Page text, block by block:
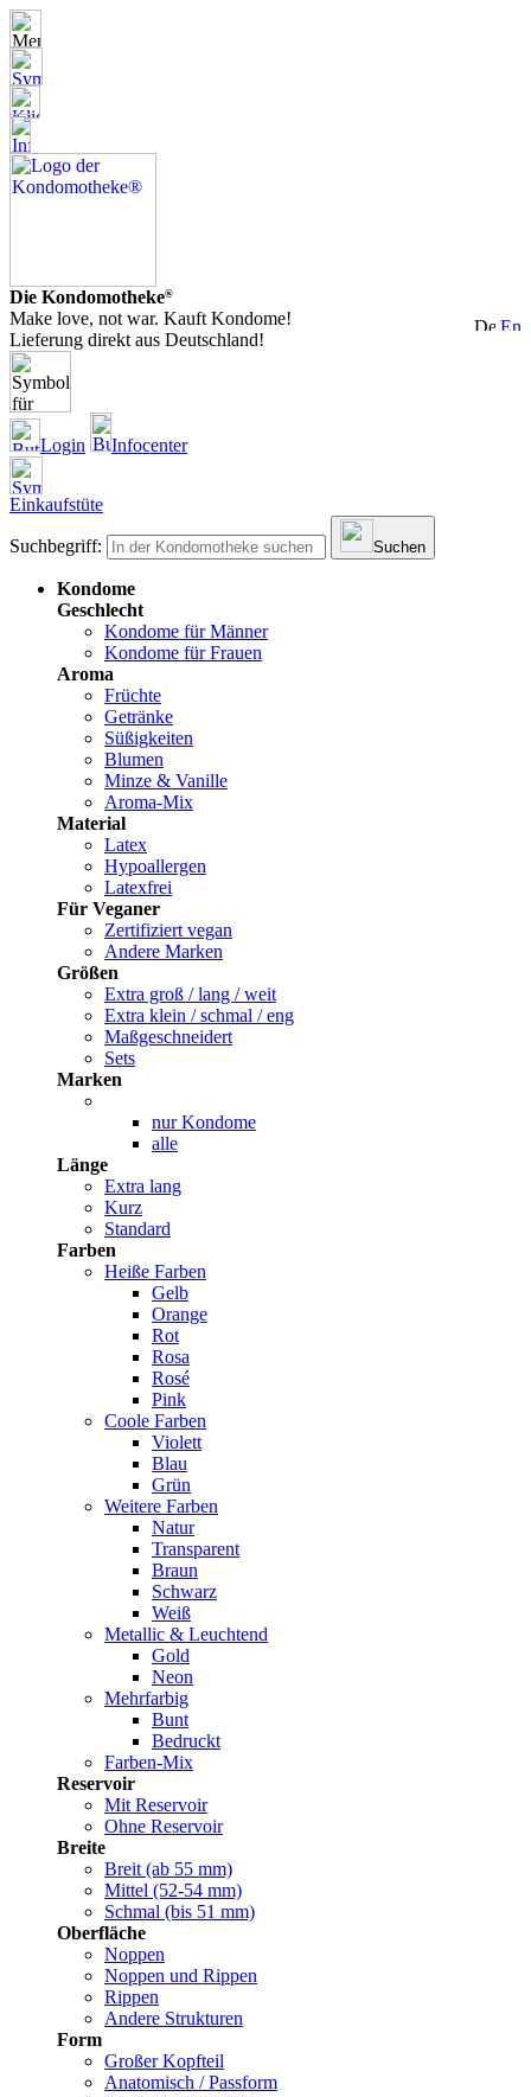
Die Kondomotheke®
Make love, not war. Kauft Kondome!
Lieferung direkt aus Deutschland!
Login Infocenter
Einkaufstüte
Suchbegriff: Suchen
Kondome
Geschlecht
Kondome für Männer
Kondome für Frauen
Aroma
Früchte
Getränke
Süßigkeiten
Blumen
Minze & Vanille
Aroma-Mix
Material
Latex
Hypoallergen
Latexfrei
Für Veganer
Zertifiziert vegan
Andere Marken
Größen
Extra groß / lang / weit
Extra klein / schmal / eng
Maßgeschneidert
Sets
Marken
nur Kondome
alle
Länge
Extra lang
Kurz
Standard
Farben
Heiße Farben
Gelb
Orange
Rot
Rosa
Rosé
Pink
Coole Farben
Violett
Blau
Grün
Weitere Farben
Natur
Transparent
Braun
Schwarz
Weiß
Metallic & Leuchtend
Gold
Neon
Mehrfarbig
Bunt
Bedruckt
Farben-Mix
Reservoir
Mit Reservoir
Ohne Reservoir
Breite
Breit (ab 55 mm)
Mittel (52-54 mm)
Schmal (bis 51 mm)
Oberfläche
Noppen
Noppen und Rippen
Rippen
Andere Strukturen
Form
Großer Kopfteil
Anatomisch / Passform